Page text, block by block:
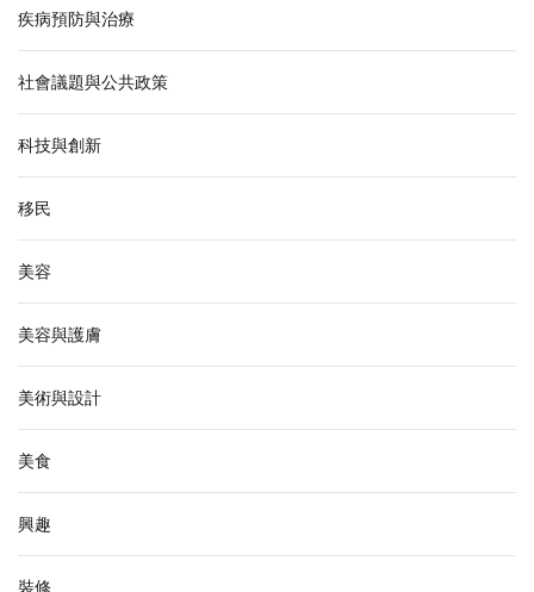
疾病預防與治療
社會議題與公共政策
科技與創新
移民
美容
美容與護膚
美術與設計
美食
興趣
裝修